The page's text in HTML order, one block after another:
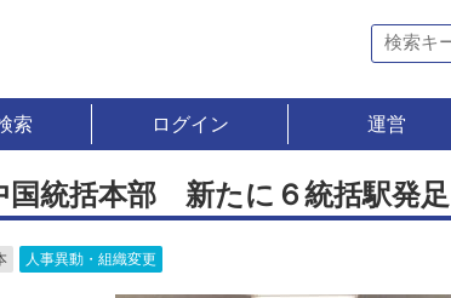
索 ログイン 運営
国統括本部 新たに６統括駅発足
人事異動・組織変更